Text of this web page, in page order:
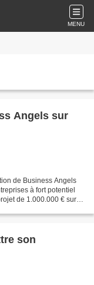
MENU
Angels sur
de Business Angels
à fort potentiel
de 1.000.000 € sur
son